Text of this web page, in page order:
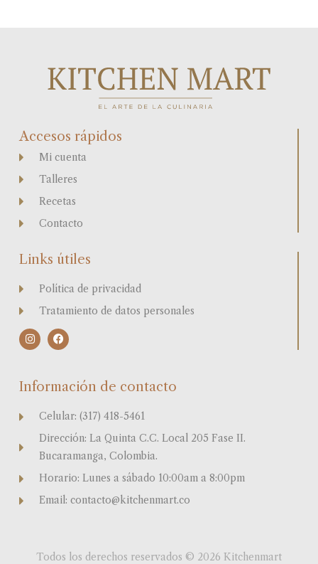
Accesos rápidos
Mi cuenta
Talleres
Recetas
Contacto
Links útiles
Política de privacidad
Tratamiento de datos personales
I
n
s
g
F
a
c
o
k
Información de contacto
Celular: (317) 418-5461
Dirección: La Quinta C.C. Local 205 Fase II.
Bucaramanga, Colombia.
Horario: Lunes a sábado 10:00am a 8:00pm
Email: contacto@kitchenmart.co
Todos los derechos reservados © 2026 Kitchenmart